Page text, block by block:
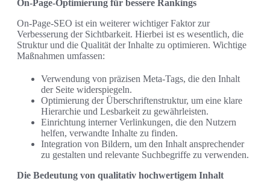
On-Page-Optimierung für bessere Rankings
On-Page-SEO ist ein weiterer wichtiger Faktor zur
Verbesserung der Sichtbarkeit. Hierbei ist es wesentlich, die
Struktur und die Qualität der Inhalte zu optimieren. Wichtige
Maßnahmen umfassen:
Verwendung von präzisen Meta-Tags, die den Inhalt
der Seite widerspiegeln.
Optimierung der Überschriftenstruktur, um eine klare
Hierarchie und Lesbarkeit zu gewährleisten.
Einrichtung interner Verlinkungen, die den Nutzern
helfen, verwandte Inhalte zu finden.
Integration von Bildern, um den Inhalt ansprechender
zu gestalten und relevante Suchbegriffe zu verwenden.
Die Bedeutung von qualitativ hochwertigem Inhalt